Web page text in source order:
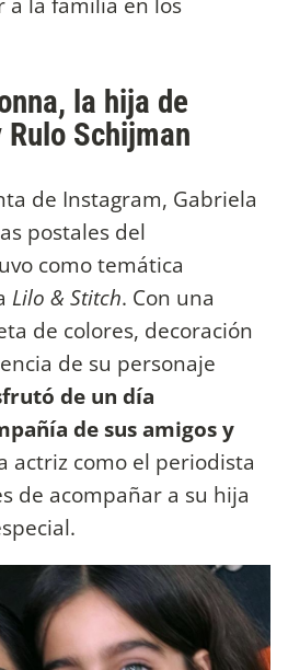
la hija de
Schijman
de Instagram, Gabriela
postales del
como temática
Lilo & Stitch. Con una
de colores, decoración
de su personaje
de un día
de sus amigos y
actriz como el periodista
de acompañar a su hija